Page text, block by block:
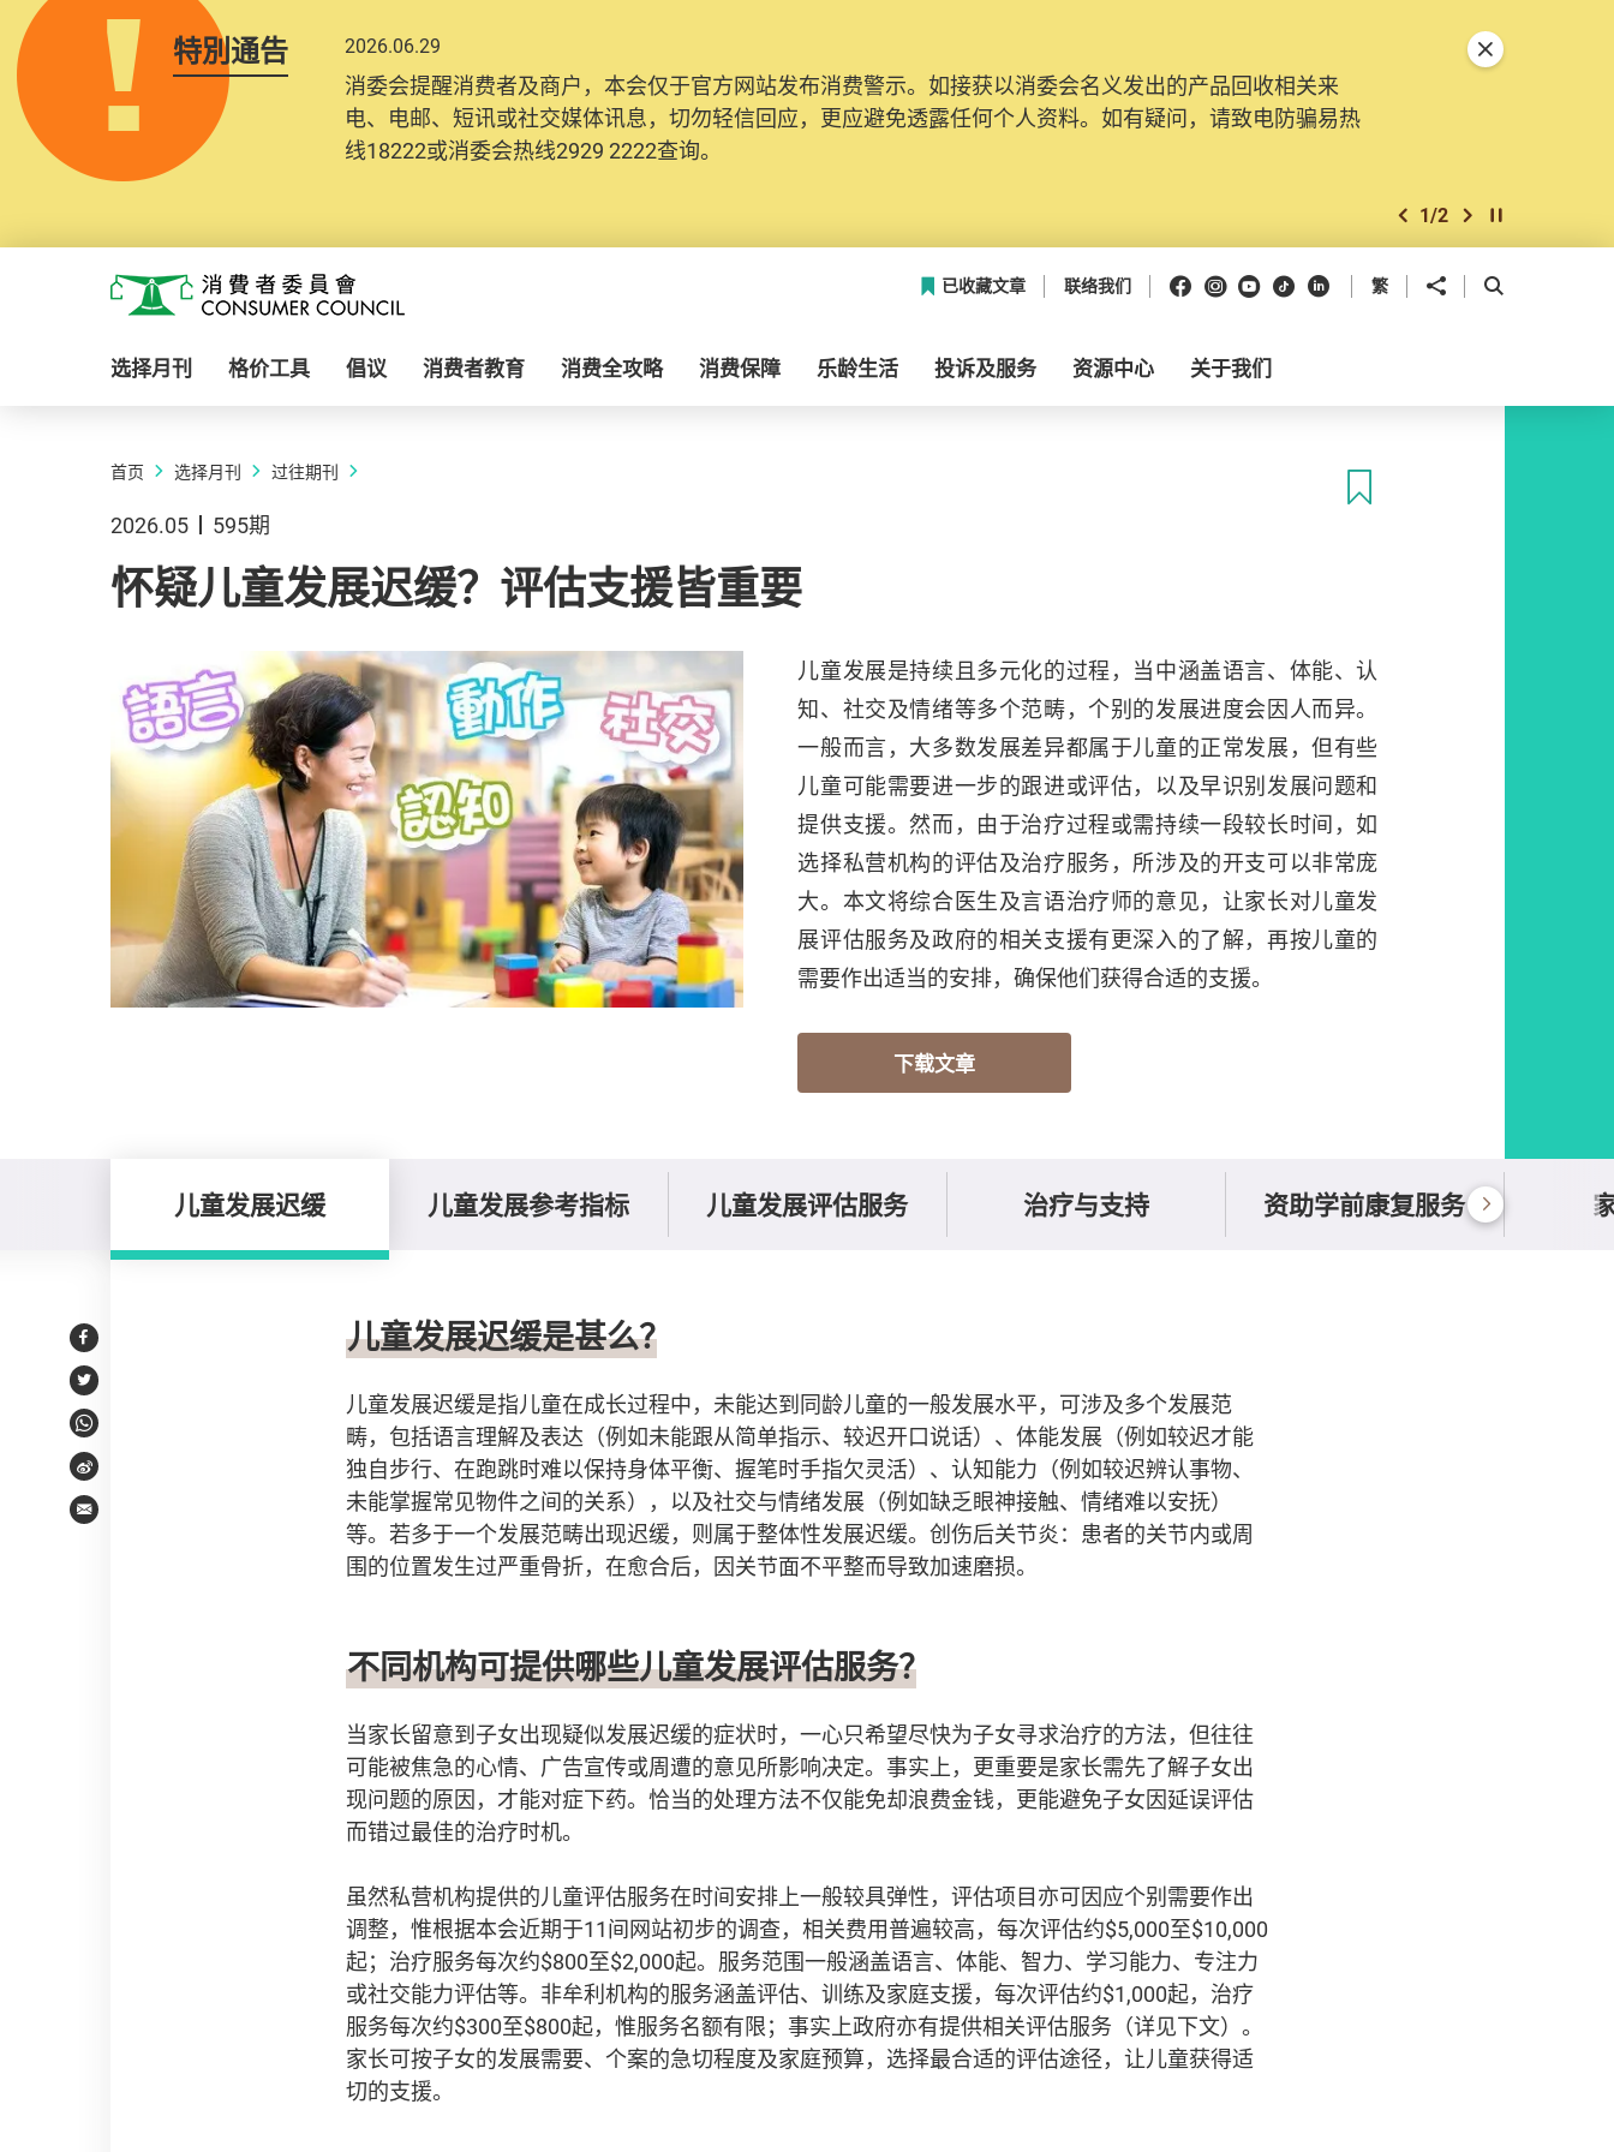
特別通告 2026.06.29
消委会提醒消费者及商户，本会仅于官方网站发布消费警示。如接获以消委会名义发出的产品回收相关来
电、电邮、短讯或社交媒体讯息，切勿轻信回应，更应避免透露任何个人资料。如有疑问，请致电防骗易热
线18222或消委会热线2929 2222查询。
上一个
1/2 下一个开始/暂停幻灯
关闭特別通告
消费者委员会
已收藏文章 联络我们 Facebook
Instagram
Youtube
抖音领英 繁 分享到 开启搜寻框
选择月刊 格价工具 倡议 消费者教育 消费全攻略 消费保障 乐龄生活 投诉及服务 资源中心 关于我们
首页 选择月刊 过往期刊
2026.05 595期
怀疑儿童发展迟缓？评估支援皆重要
儿童发展是持续且多元化的过程，当中涵盖语言、体能、认
知、社交及情绪等多个范畴，个别的发展进度会因人而异。
一般而言，大多数发展差异都属于儿童的正常发展，但有些
儿童可能需要进一步的跟进或评估，以及早识别发展问题和
提供支援。然而，由于治疗过程或需持续一段较长时间，如
选择私营机构的评估及治疗服务，所涉及的开支可以非常庞
大。本文将综合医生及言语治疗师的意见，让家长对儿童发
展评估服务及政府的相关支援有更深入的了解，再按儿童的
需要作出适当的安排，确保他们获得合适的支援。
下载文章
儿童发展迟缓 儿童发展参考指标 儿童发展评估服务 治疗与支持 资助学前康复服务
Facebook
Twitter
WhatsApp
Weibo
Email
儿童发展迟缓
儿童发展迟缓是甚么？
儿童发展迟缓是指儿童在成长过程中，未能达到同龄儿童的一般发展水平，可涉及多个发展范
畴，包括语言理解及表达（例如未能跟从简单指示、较迟开口说话）、体能发展（例如较迟才能
独自步行、在跑跳时难以保持身体平衡、握笔时手指欠灵活）、认知能力（例如较迟辨认事物、
未能掌握常见物件之间的关系），以及社交与情绪发展（例如缺乏眼神接触、情绪难以安抚）
等。若多于一个发展范畴出现迟缓，则属于整体性发展迟缓。创伤后关节炎：患者的关节内或周
围的位置发生过严重骨折，在愈合后，因关节面不平整而导致加速磨损。
不同机构可提供哪些儿童发展评估服务？
当家长留意到子女出现疑似发展迟缓的症状时，一心只希望尽快为子女寻求治疗的方法，但往往
可能被焦急的心情、广告宣传或周遭的意见所影响决定。事实上，更重要是家长需先了解子女出
现问题的原因，才能对症下药。恰当的处理方法不仅能免却浪费金钱，更能避免子女因延误评估
而错过最佳的治疗时机。
虽然私营机构提供的儿童评估服务在时间安排上一般较具弹性，评估项目亦可因应个别需要作出
调整，惟根据本会近期于11间网站初步的调查，相关费用普遍较高，每次评估约$5,000至$10,000
起；治疗服务每次约$800至$2,000起。服务范围一般涵盖语言、体能、智力、学习能力、专注力
或社交能力评估等。非牟利机构的服务涵盖评估、训练及家庭支援，每次评估约$1,000起，治疗
服务每次约$300至$800起，惟服务名额有限；事实上政府亦有提供相关评估服务（详见下文）。
家长可按子女的发展需要、个案的急切程度及家庭预算，选择最合适的评估途径，让儿童获得适
切的支援。